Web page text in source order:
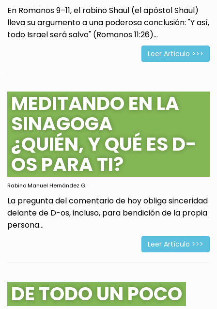
En Romanos 9–11, el rabino Shaul (el apóstol Shaul)
lleva su argumento a una poderosa conclusión: "Y así,
todo Israel será salvo" (Romanos 11:26)...
Leer Artículo >>>
MEDITANDO EN LA
SINAGOGA
¿QUIÉN, Y QUÉ ES D-
OS PARA TI?
Rabino Manuel Hernández G.
La pregunta del comentario de hoy obliga sinceridad
delante de D-os, incluso, para bendición de la propia
persona...
Leer Artículo >>>
DE TODO UN POCO